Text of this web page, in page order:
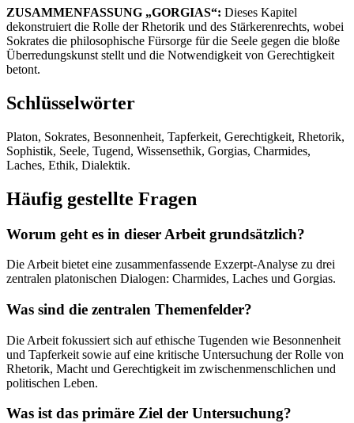
ZUSAMMENFASSUNG „GORGIAS“: Dieses Kapitel
dekonstruiert die Rolle der Rhetorik und des Stärkerenrechts, wobei
Sokrates die philosophische Fürsorge für die Seele gegen die bloße
Überredungskunst stellt und die Notwendigkeit von Gerechtigkeit
betont.
Schlüsselwörter
Platon, Sokrates, Besonnenheit, Tapferkeit, Gerechtigkeit, Rhetorik,
Sophistik, Seele, Tugend, Wissensethik, Gorgias, Charmides,
Laches, Ethik, Dialektik.
Häufig gestellte Fragen
Worum geht es in dieser Arbeit grundsätzlich?
Die Arbeit bietet eine zusammenfassende Exzerpt-Analyse zu drei
zentralen platonischen Dialogen: Charmides, Laches und Gorgias.
Was sind die zentralen Themenfelder?
Die Arbeit fokussiert sich auf ethische Tugenden wie Besonnenheit
und Tapferkeit sowie auf eine kritische Untersuchung der Rolle von
Rhetorik, Macht und Gerechtigkeit im zwischenmenschlichen und
politischen Leben.
Was ist das primäre Ziel der Untersuchung?